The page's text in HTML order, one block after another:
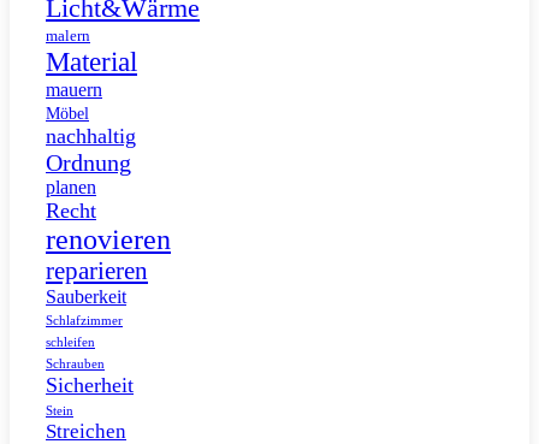
Licht&Wärme
malern
Material
mauern
Möbel
nachhaltig
Ordnung
planen
Recht
renovieren
reparieren
Sauberkeit
Schlafzimmer
schleifen
Schrauben
Sicherheit
Stein
Streichen